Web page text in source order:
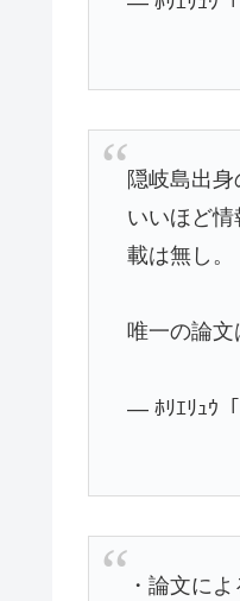
隠岐島出
いいほど
載は無し。
唯一の論
— ﾎﾘｴﾘｭｳ
・論文に